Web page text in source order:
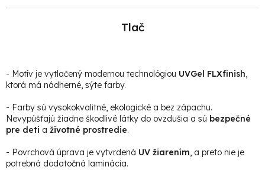
Tlač
- Motív je vytlačený modernou technológiou UVGel FLXfinish,
ktorá má nádherné, sýte farby.
- Farby sú vysokokvalitné, ekologické a bez zápachu.
Nevypúšťajú žiadne škodlivé látky do ovzdušia a sú bezpečné
pre deti a životné prostredie.
- Povrchová úprava je vytvrdená UV žiarením, a preto nie je
potrebná dodatočná laminácia.